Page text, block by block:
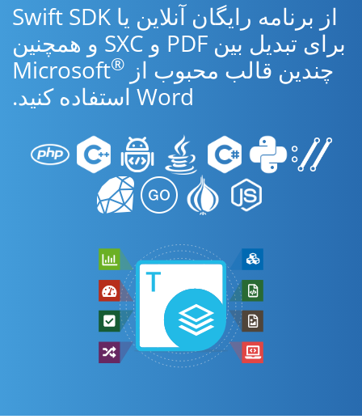
از برنامه رایگان آنلاین یا Swift SDK
برای تبدیل بین PDF و SXC و همچنین
چندین قالب محبوب از Microsoft ®
Word استفاده کنید.